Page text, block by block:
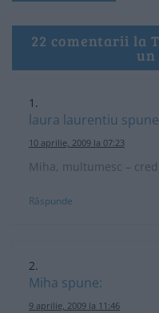
22 comentarii la
un
laura laurentiu
10 aprilie, 2009 la 07:23
Miha, multumesc –
Răspunde
Miha spune:
9 aprilie, 2009 la 11:46